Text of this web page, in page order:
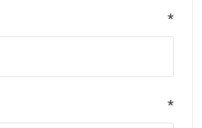
*
*